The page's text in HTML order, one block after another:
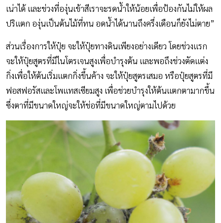
เน่าได้ และช่วงที่องุ่นเข้าสีเราจะรดน้ำให้น้อยเพื่อป้องกันไม่ให้ผล
ปริแตก องุ่นเป็นต้นไม้ที่ทน อดน้ำได้นานถึงครึ่งเดือนก็ยังไม่ตาย”
ส่วนเรื่องการให้ปุ๋ย จะให้ปุ๋ยทางดินเพียงอย่างเดียว โดยช่วงแรก
จะให้ปุ๋ยสูตรที่มีไนโตรเจนสูงเพื่อบำรุงต้น และพอถึงช่วงตัดแต่ง
กิ่งเพื่อให้ต้นเริ่มแตกกิ่งขึ้นค้าง จะให้ปุ๋ยสูตรเสมอ หรือปุ๋ยสูตรที่มี
ฟอสฟอรัสและโพแทสเซียมสูง เพื่อช่วยบำรุงให้ต้นแตกตามากขึ้น
ซึ่งตาที่มีขนาดใหญ่จะให้ช่อที่มีขนาดใหญ่ตามไปด้วย